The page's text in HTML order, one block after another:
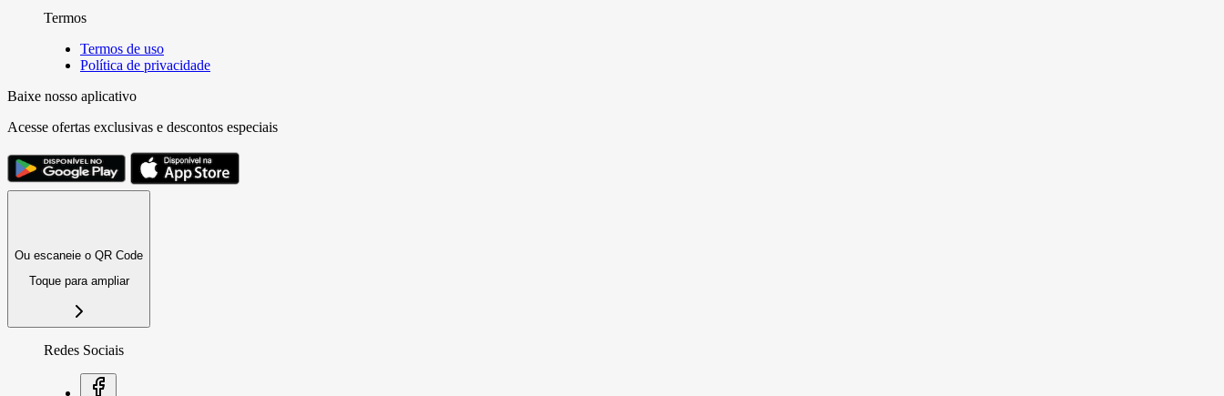
Termos
Termos de uso
Política de privacidade
Baixe nosso aplicativo
Acesse ofertas exclusivas e descontos especiais
Ou escaneie o QR Code
Toque para ampliar
Redes Sociais